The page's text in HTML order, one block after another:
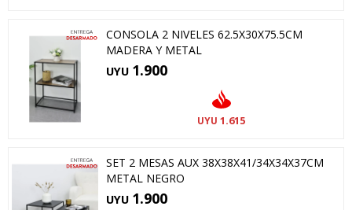
CONSOLA 2 NIVELES 62.5X30X75.5CM
MADERA Y METAL
UYU 1.900
UYU 1.615
SET 2 MESAS AUX 38X38X41/34X34X37CM
METAL NEGRO
UYU 1.900